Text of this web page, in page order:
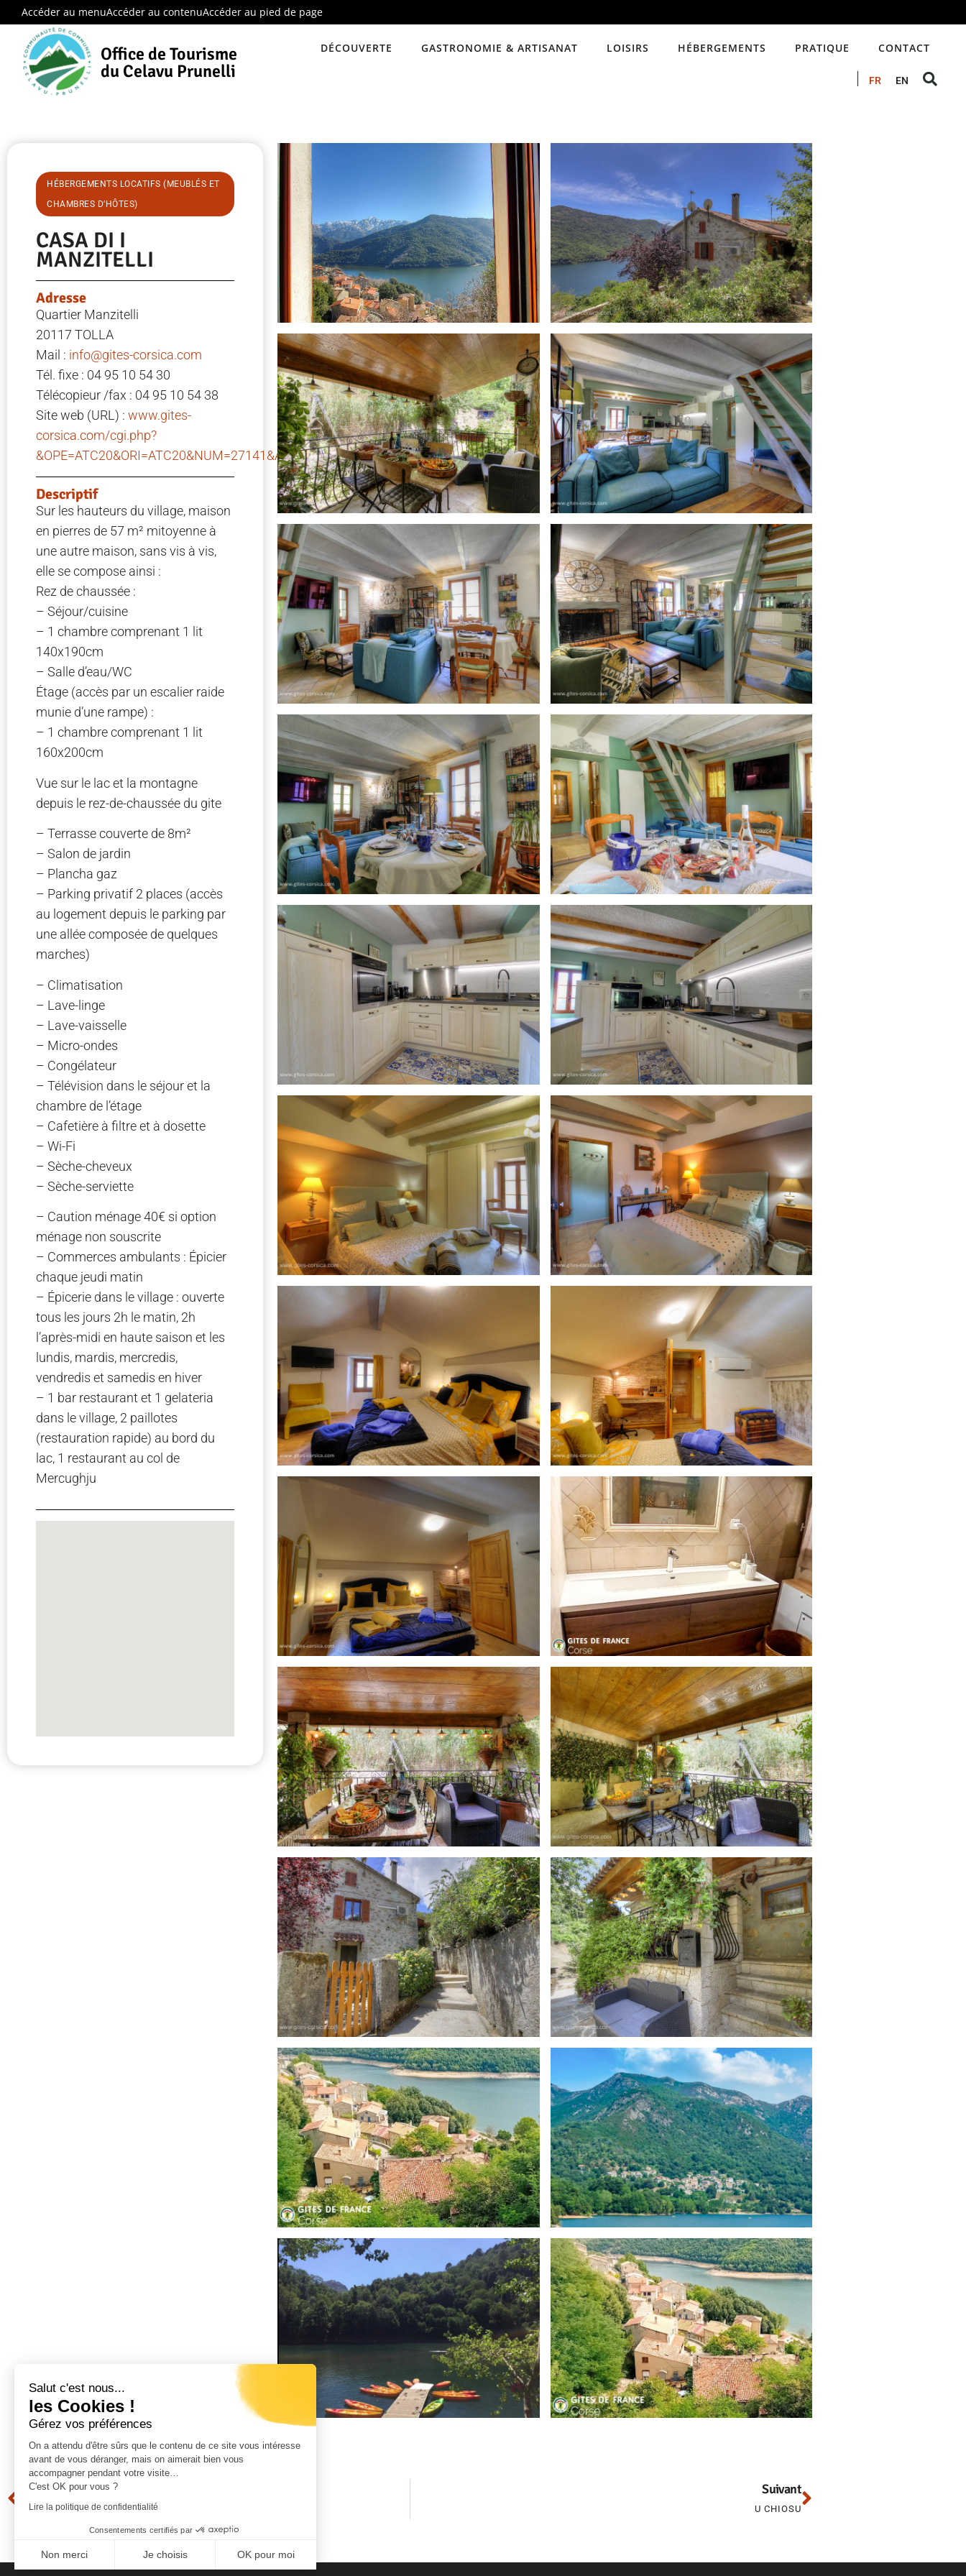
Salut c'est nous...
les Cookies !
Gérez vos préférences
On a attendu d'être sûrs que le contenu de ce site vous intéresse
avant de vous déranger, mais on aimerait bien vous
accompagner pendant votre visite…
C'est OK pour vous ?
Lire la politique de confidentialité
Consentements certifiés par
Non merci Je choisis OK pour moi
Accéder au menuAccéder au contenuAccéder au pied de page
Office de Tourisme
du Celavu Prunelli
DÉCOUVERTE GASTRONOMIE & ARTISANAT LOISIRS HÉBERGEMENTS PRATIQUE CONTACT
FR EN
HÉBERGEMENTS LOCATIFS (MEUBLÉS ET
CHAMBRES D’HÔTES)
CASA DI I
MANZITELLI
Adresse
Quartier Manzitelli
20117 TOLLA
Mail : info@gites-corsica.com
Tél. fixe : 04 95 10 54 30
Télécopieur /fax : 04 95 10 54 38
Site web (URL) : www.gites-
corsica.com/cgi.php?
&OPE=ATC20&ORI=ATC20&NUM=27141&ACC=G&FICHE=O&INSTANCE=gites20&
Descriptif
Sur les hauteurs du village, maison
en pierres de 57 m² mitoyenne à
une autre maison, sans vis à vis,
elle se compose ainsi :
Rez de chaussée :
– Séjour/cuisine
– 1 chambre comprenant 1 lit
140x190cm
– Salle d’eau/WC
Étage (accès par un escalier raide
munie d’une rampe) :
– 1 chambre comprenant 1 lit
160x200cm
Vue sur le lac et la montagne
depuis le rez-de-chaussée du gite
– Terrasse couverte de 8m²
– Salon de jardin
– Plancha gaz
– Parking privatif 2 places (accès
au logement depuis le parking par
une allée composée de quelques
marches)
– Climatisation
– Lave-linge
– Lave-vaisselle
– Micro-ondes
– Congélateur
– Télévision dans le séjour et la
chambre de l’étage
– Cafetière à filtre et à dosette
– Wi-Fi
– Sèche-cheveux
– Sèche-serviette
– Caution ménage 40€ si option
ménage non souscrite
– Commerces ambulants : Épicier
chaque jeudi matin
– Épicerie dans le village : ouverte
tous les jours 2h le matin, 2h
l’après-midi en haute saison et les
lundis, mardis, mercredis,
vendredis et samedis en hiver
– 1 bar restaurant et 1 gelateria
dans le village, 2 paillotes
(restauration rapide) au bord du
lac, 1 restaurant au col de
Mercughju
Précédent
L’ALZEDDA
Suivant
U CHIOSU